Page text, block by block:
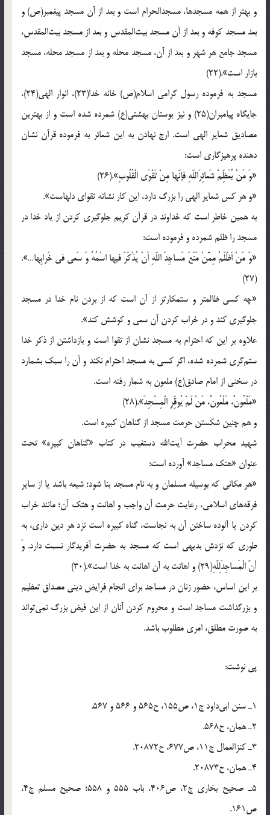
و بهتر از همه مسجدها، مسجدالحرام است و بعد از آن مسجد پیغمبر(ص) و
بعد مسجد کوفه و بعد از آن مسجد بیت‌المقدس و بعد از مسجد بیت‌المقدس،
مسجد جامع هر شهر و بعد از آن، مسجد محله و بعد از مسجد محله، مسجد
بازار است».(22)
مسجد به فرموده رسول گرامی اسلام(ص) خانه خدا(23)، انوار الهی(24)،
جایگاه پیامبران(25) و نیز بوستان بهشتی(ع) شمرده شده است و از بهترین
مصادیق شعایر الهی است. ارج نهادن به این شعائر به فرموده قرآن نشان
دهنده پرهیزگاری است:
«وَ مَنْ یُعَظِّمْ شَعائِرَاللّهِ فإنّها مِنْ تَقْوَی الْقُلُوبِ».(26)
«و هر کس شعایر الهی را بزرگ دارد، این کار نشانه تقوای دلهاست».
به همین خاطر است که خداوند در قرآن کریم جلوگیری کردن از یاد خدا در
مسجد را ظلم شمرده و فرموده است:
«وَ مَنْ اَظْلَمُ مِمَّنْ مَنَعَ مَساجِدَ اللّهِ اَنْ یُذْکَرَ فیها اسْمُهُ وَ سَعی فی خَرابِها…».
(27)
«چه کسی ظالمتر و ستمکارتر از آن است که از بردن نام خدا در مسجد
جلوگیری کند و در خراب کردن آن سعی و کوشش کند».
علاوه بر این که احترام به مسجد نشان از تقوا است و بازداشتن از ذکر خدا
ستم‌گری شمرده شده، اگر کسی به مسجد احترام نکند و آن را سبک بشمارد
در سخنی از امام صادق(ع) ملعون به شمار رفته است.
«مَلْعُونٌ، مَلْعُونٌ، مَنْ لَمْ یُوقِّرِ الْمِسْجِدَ».(28)
و هم چنین شکستن حرمت مسجد از گناهان کبیره است.
شهید محراب حضرت آیت‌الله دستغیب در کتاب «گناهان کبیره» تحت
عنوان «هتک مساجد» آورده است:
«هر مکانی که بوسیله مسلمان و به نام مسجد بنا شود؛ شیعه باشد یا از سایر
فرقه‌های اسلامی، رعایت حرمت آن واجب و اهانت و هتک آن؛ مانند خراب
کردن یا آلوده ساختن آن به نجاست، گناه کبیره است نزد هر دین داری، به
طوری که نزدش بدیهی است که مسجد به حضرت آفریدگار نسبت دارد. وَ
أنّ الْمَساجِدَلِلّهِ(29) و اهانت به آن اهانت به خدا است».(30)
بر این اساس، حضور زنان در مساجد برای انجام فرایض دینی مصداق تعظیم
و بزرگداشت مساجد است و محروم کردن آنان از این فیض بزرگ نمی‌تواند
به صورت مطلق، امری مطلوب باشد.
پی نوشت:
1ـ سنن ابی‌داود ج1، ص155، ح565 و 566 و 567.
2ـ همان، ح568.
3ـ کنزالعمال ج11، ص677، ح20872.
4ـ همان، ح20873.
5ـ صحیح بخاری ج2، ص406، باب 555 و 558؛ صحیح مسلم ج4،
ص161.